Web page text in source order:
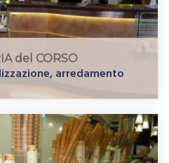
del CORSO
arredamento